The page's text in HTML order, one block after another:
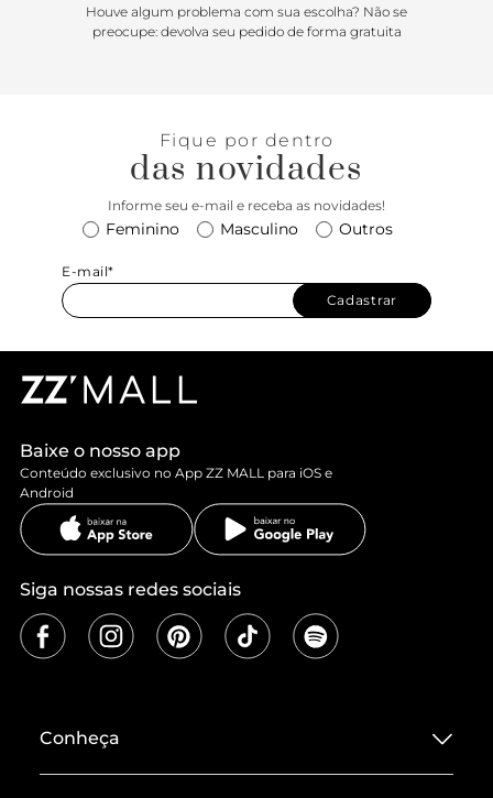
Houve algum problema com sua escolha? Não se
preocupe: devolva seu pedido de forma gratuita
Fique por dentro
das novidades
Informe seu e-mail e receba as novidades!
Feminino Masculino Outros
E-mail*
Cadastrar
Baixe o nosso app
Conteúdo exclusivo no App ZZ MALL para iOS e
Android
Siga nossas redes sociais
Conheça